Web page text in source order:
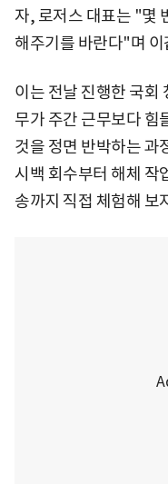
자, 로저스 대표는 "몇
해주기를 바란다"며 이
이는 전날 진행한 국회
무가 주간 근무보다 힘
것을 정면 반박하는 과
시백 회수부터 해체 작
송까지 직접 체험해 보